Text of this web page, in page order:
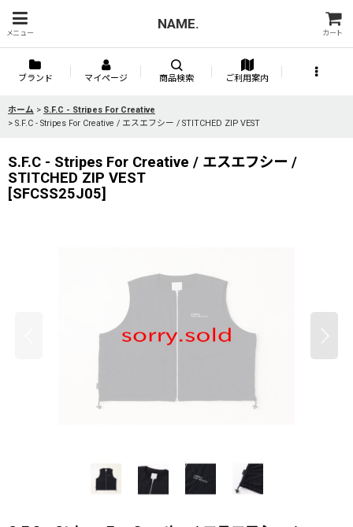
メニュー
NAME.
カート
ブランド マイページ 商品検索 ご利用案内
ホーム > S.F.C - Stripes For Creative
> S.F.C - Stripes For Creative / エスエフシー / STITCHED ZIP VEST
S.F.C - Stripes For Creative / エスエフシー /
STITCHED ZIP VEST
[SFCSS25J05]